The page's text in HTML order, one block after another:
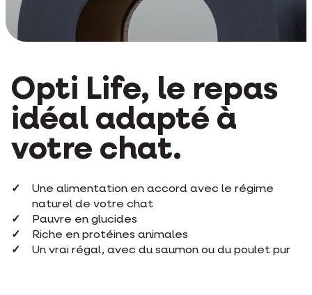
Opti Life, le repas
idéal adapté à
votre chat.
Une alimentation en accord avec le régime
naturel de votre chat
Pauvre en glucides
Riche en protéines animales
Un vrai régal, avec du saumon ou du poulet pur